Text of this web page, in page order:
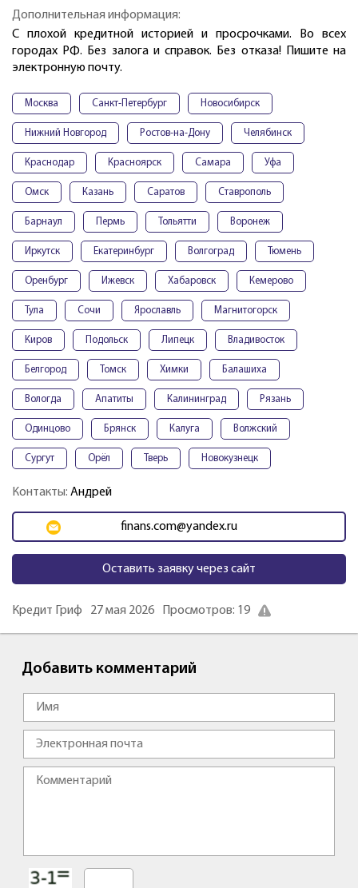
Дополнительная информация:
С плохой кредитной историей и просрочками. Во всех
городах РФ. Без залога и справок. Без отказа! Пишите на
электронную почту.
Москва Санкт-Петербург Новосибирск
Нижний Новгород Ростов-на-Дону Челябинск
Краснодар Красноярск Самара Уфа
Омск Казань Саратов Ставрополь
Барнаул Пермь Тольятти Воронеж
Иркутск Екатеринбург Волгоград Тюмень
Оренбург Ижевск Хабаровск Кемерово
Тула Сочи Ярославль Магнитогорск
Киров Подольск Липецк Владивосток
Белгород Томск Химки Балашиха
Вологда Апатиты Калининград Рязань
Одинцово Брянск Калуга Волжский
Сургут Орёл Тверь Новокузнецк
Контакты: Андрей
finans.com@yandex.ru
Оставить заявку через сайт
Кредит Гриф 27 мая 2026 Просмотров: 19
Добавить комментарий